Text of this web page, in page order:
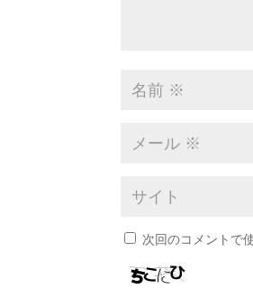
次回のコメントで